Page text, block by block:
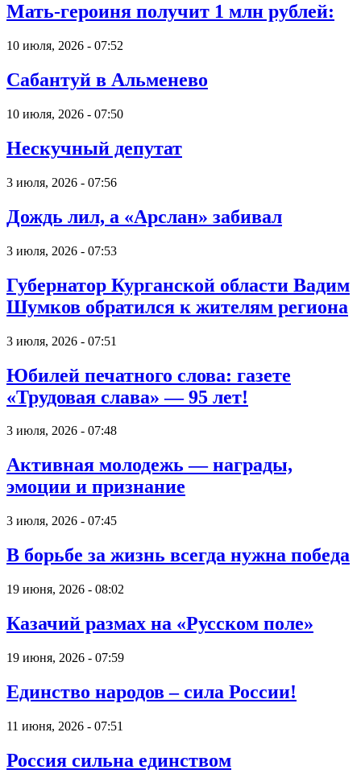
Мать-героиня получит 1 млн рублей:
10 июля, 2026 - 07:52
Сабантуй в Альменево
10 июля, 2026 - 07:50
Нескучный депутат
3 июля, 2026 - 07:56
Дождь лил, а «Арслан» забивал
3 июля, 2026 - 07:53
Губернатор Курганской области Вадим
Шумков обратился к жителям региона
3 июля, 2026 - 07:51
Юбилей печатного слова: газете
«Трудовая слава» — 95 лет!
3 июля, 2026 - 07:48
Активная молодежь — награды,
эмоции и признание
3 июля, 2026 - 07:45
В борьбе за жизнь всегда нужна победа
19 июня, 2026 - 08:02
Казачий размах на «Русском поле»
19 июня, 2026 - 07:59
Единство народов – сила России!
11 июня, 2026 - 07:51
Россия сильна единством